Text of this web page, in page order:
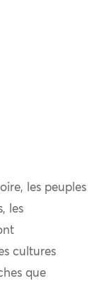
les peuples
les
cultures
que